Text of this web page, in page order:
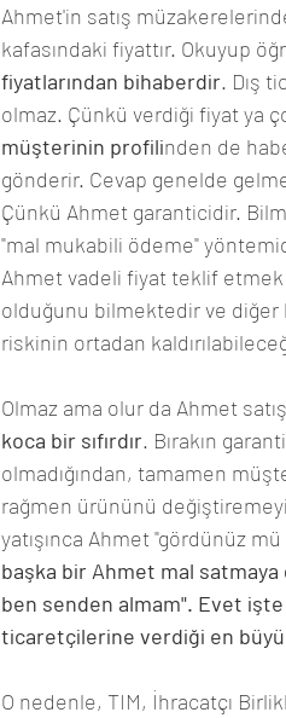
Ahmet'in satış
kafasındaki fiyattır. Okuyup
fiyatlarından bihaberdir. Dış
olmaz. Çünkü verdiği fiyat ya
müşterinin profilinden de
gönderir. Cevap genelde
Çünkü Ahmet garanticidir.
"mal mukabili ödeme"
Ahmet vadeli fiyat teklif
olduğunu bilmektedir ve diğer
riskinin ortadan
Olmaz ama olur da Ahmet
koca bir sıfırdır. Bırakın
olmadığından, tamamen
rağmen ürününü
yatışınca Ahmet "gördünüz
başka bir Ahmet mal satmaya
ben senden almam". Evet
ticaretçilerine verdiği en
O nedenle, TIM, İhracatçı